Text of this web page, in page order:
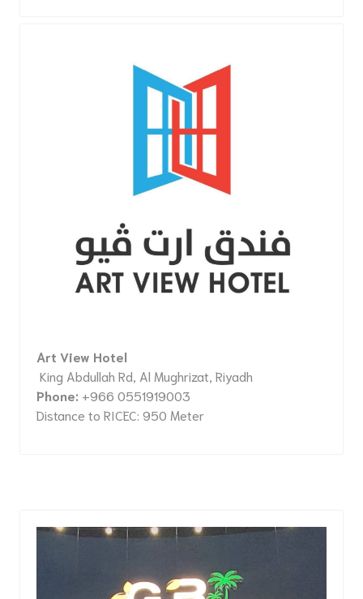
Art View Hotel
King Abdullah Rd, Al Mughrizat, Riyadh
Phone: +966 0551919003
Distance to RICEC: 950 Meter